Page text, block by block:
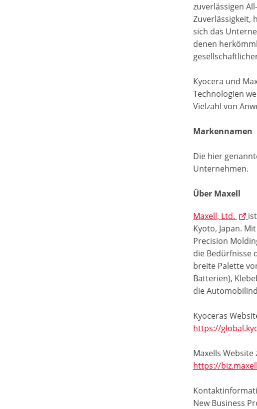
zuverlässigen
Zuverlässigkeit,
sich das
denen
Kyocera und
Technologien
Vielzahl von
Markennamen
Die hier
Unternehmen.
Über Maxell
Maxell, Ltd.
Kyoto, Japan.
Precision
die Bedürfnisse
breite Palette
Batterien),
die
Kyoceras
https://
Maxells Website
https://
New Business